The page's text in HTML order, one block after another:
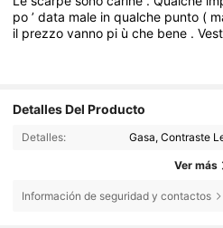
po’data male inqualche punto (
il prezzovanno pi ùche bene .
Detalles Del Producto
Detalles: Gasa, Contraste
Ver más
Información de seguridad y contactos